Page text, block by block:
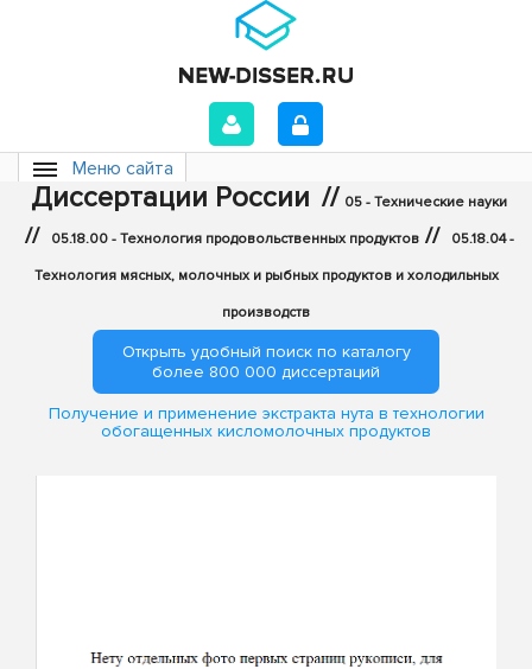
Меню сайта
Диссертации России // 05 - Технические науки
// 05.18.00 - Технология продовольственных продуктов // 05.18.04 -
Технология мясных, молочных и рыбных продуктов и холодильных
производств
Открыть удобный поиск по каталогу
более 800 000 диссертаций
Получение и применение экстракта нута в технологии
обогащенных кисломолочных продуктов